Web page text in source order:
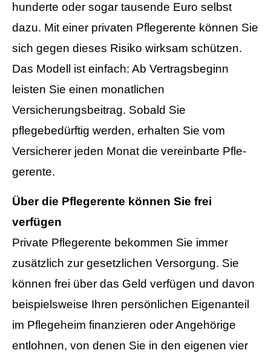
hunderte oder sogar tausende Euro selbst
dazu. Mit einer privaten Pfle­ge­ren­te können Sie
sich gegen dieses Risiko wirksam schützen.
Das Modell ist einfach: Ab Vertragsbeginn
leisten Sie einen monatlichen
Versicherungsbeitrag. Sobald Sie
pflegebedürftig werden, erhalten Sie vom
Versicherer jeden Monat die vereinbarte Pfle­
ge­ren­te.
Über die Pfle­ge­ren­te können Sie frei
verfügen
Private Pfle­ge­ren­te bekommen Sie immer
zusätzlich zur gesetzlichen Versorgung. Sie
können frei über das Geld verfügen und davon
beispielsweise Ihren persönlichen Eigenanteil
im Pflegeheim finanzieren oder Angehörige
entlohnen, von denen Sie in den eigenen vier